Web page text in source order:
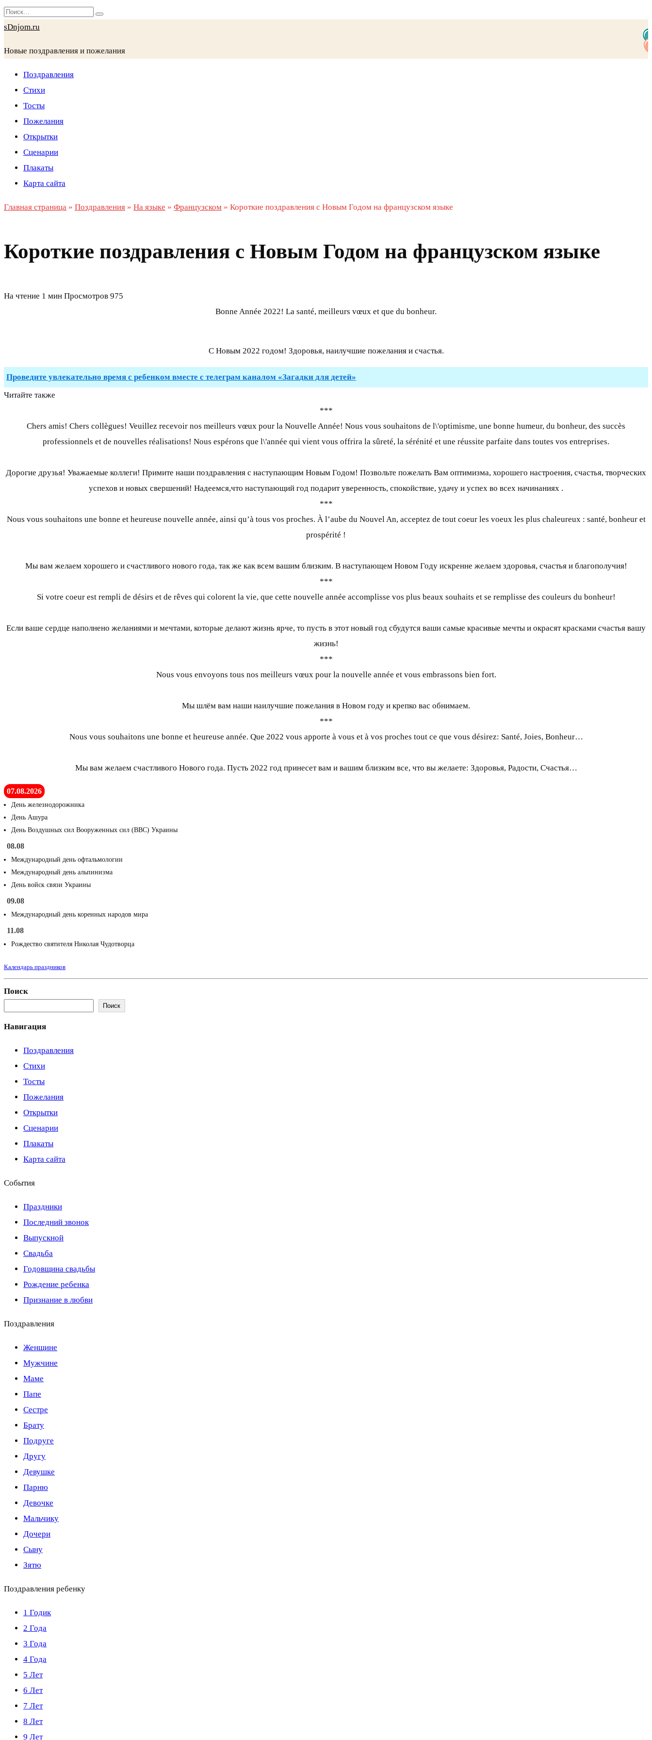
Перейти
к
Search
for:
sDnjom.ru
Новые поздравления и пожелания
Поздравления
Стихи
Тосты
Пожелания
Открытки
Сценарии
Плакаты
Карта сайта
Главная страница » Поздравления » На языке » Французском » Короткие поздравления с Новым Годом на французском языке
Короткие поздравления с Новым Годом на французском языке
На чтение 1 мин Просмотров 975
Bonne Année 2022! La santé, meilleurs vœux et que du bonheur.
С Новым 2022 годом! Здоровья, наилучшие пожелания и счастья.
Проведите увлекательно время с ребенком вместе с телеграм каналом «Загадки для детей»
Читайте также
***
Chers amis! Chers collègues! Veuillez recevoir nos meilleurs vœux pour la Nouvelle Année! Nous vous souhaitons de l\'optimisme, une bonne humeur, du bonheur, des succès
professionnels et de nouvelles réalisations! Nous espérons que l\'année qui vient vous offrira la sûreté, la sérénité et une réussite parfaite dans toutes vos entreprises.
Дорогие друзья! Уважаемые коллеги! Примите наши поздравления с наступающим Новым Годом! Позвольте пожелать Вам оптимизма, хорошего настроения, счастья, творческих
успехов и новых свершений! Надеемся,что наступающий год подарит уверенность, спокойствие, удачу и успех во всех начинаниях .
***
Nous vous souhaitons une bonne et heureuse nouvelle année, ainsi qu’à tous vos proches. À l’aube du Nouvel An, acceptez de tout coeur les voeux les plus chaleureux : santé, bonheur et
prospérité !
Мы вам желаем хорошего и счастливого нового года, так же как всем вашим близким. В наступающем Новом Году искренне желаем здоровья, счастья и благополучия!
***
Si votre coeur est rempli de désirs et de rêves qui colorent la vie, que cette nouvelle année accomplisse vos plus beaux souhaits et se remplisse des couleurs du bonheur!
Если ваше сердце наполнено желаниями и мечтами, которые делают жизнь ярче, то пусть в этот новый год сбудутся ваши самые красивые мечты и окрасят красками счастья вашу
жизнь!
***
Nous vous envoyons tous nos meilleurs vœux pour la nouvelle année et vous embrassons bien fort.
Мы шлём вам наши наилучшие пожелания в Новом году и крепко вас обнимаем.
***
Nous vous souhaitons une bonne et heureuse année. Que 2022 vous apporte à vous et à vos proches tout ce que vous désirez: Santé, Joies, Bonheur…
Мы вам желаем счастливого Нового года. Пусть 2022 год принесет вам и вашим близким все, что вы желаете: Здоровья, Радости, Счастья…
07.08.2026
День железнодорожника
День Ашура
День Воздушных сил Вооруженных сил (ВВС) Украины
08.08
Международный день офтальмологии
Международный день альпинизма
День войск связи Украины
09.08
Международный день коренных народов мира
11.08
Рождество святителя Николая Чудотворца
Календарь праздников
Поиск
Поиск
Навигация
Поздравления
Стихи
Тосты
Пожелания
Открытки
Сценарии
Плакаты
Карта сайта
События
Праздники
Последний звонок
Выпускной
Свадьба
Годовщина свадьбы
Рождение ребенка
Признание в любви
Поздравления
Женщине
Мужчине
Маме
Папе
Сестре
Брату
Подруге
Другу
Девушке
Парню
Девочке
Мальчику
Дочери
Сыну
Зятю
Поздравления ребенку
1 Годик
2 Года
3 Года
4 Года
5 Лет
6 Лет
7 Лет
8 Лет
9 Лет